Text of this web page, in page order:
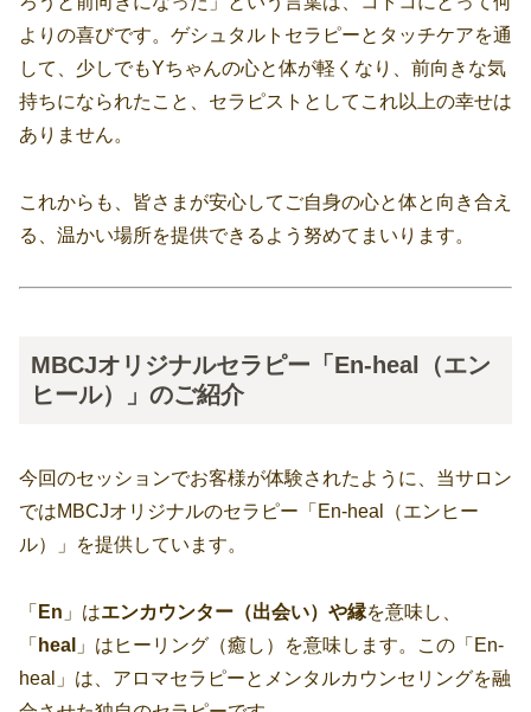
よりの喜びです。ゲシュタルトセラピーとタッチケアを通
して、少しでもYちゃんの心と体が軽くなり、前向きな気
持ちになられたこと、セラピストとしてこれ以上の幸せは
ありません。
これからも、皆さまが安心してご自身の心と体と向き合え
る、温かい場所を提供できるよう努めてまいります。
MBCJオリジナルセラピー「En-heal（エン
ヒール）」のご紹介
今回のセッションでお客様が体験されたように、当サロン
ではMBCJオリジナルのセラピー「En-heal（エンヒー
ル）」を提供しています。
「 En 」はエンカウンター（出会い）や縁を意味し、
「 heal 」はヒーリング（癒し）を意味します。この「En-
heal」は、アロマセラピーとメンタルカウンセリングを融